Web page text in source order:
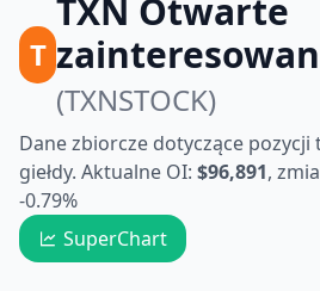
T
TXN Otwarte
(TXNSTOCK)
Dane zbiorcze dotyczące pozycji
giełdy. Aktualne OI: $96,891,
-0.79%
SuperChart